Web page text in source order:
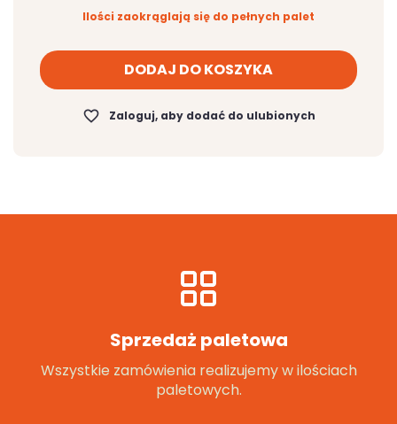
Ilości zaokrąglają się do pełnych palet
DODAJ DO KOSZYKA
favorite_border Zaloguj, aby dodać do ulubionych
Sprzedaż paletowa
Wszystkie zamówienia realizujemy w ilościach
paletowych.